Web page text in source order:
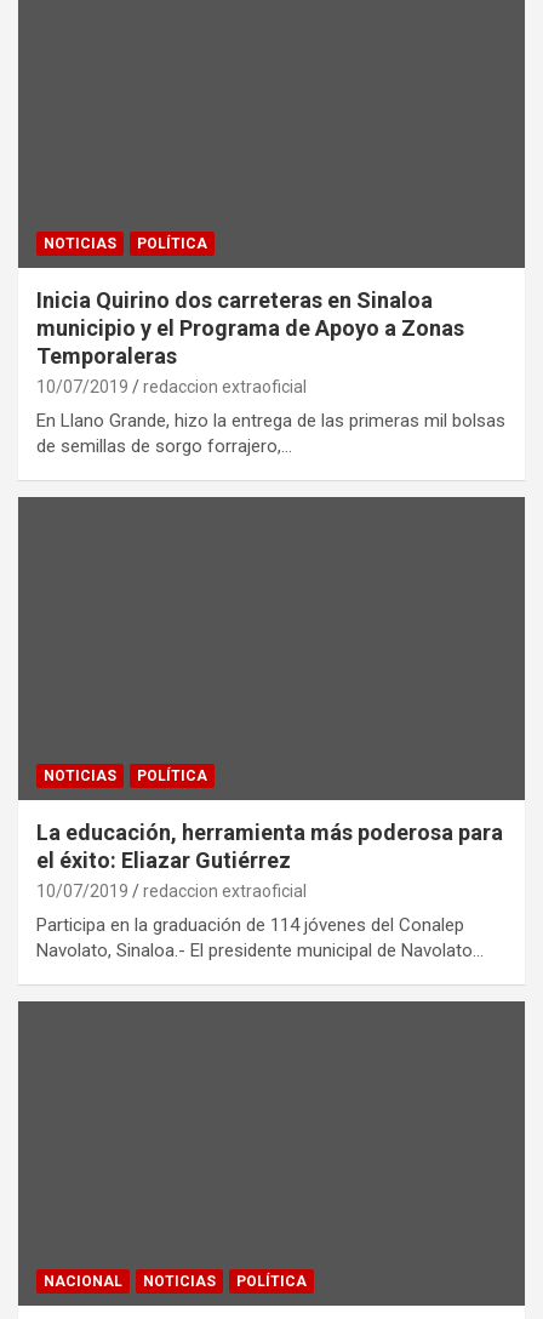
NOTICIAS POLÍTICA
Inicia Quirino dos carreteras en Sinaloa
municipio y el Programa de Apoyo a Zonas
Temporaleras
10/07/2019 redaccion extraoficial
En Llano Grande, hizo la entrega de las primeras mil bolsas
de semillas de sorgo forrajero,…
NOTICIAS POLÍTICA
La educación, herramienta más poderosa para
el éxito: Eliazar Gutiérrez
10/07/2019 redaccion extraoficial
Participa en la graduación de 114 jóvenes del Conalep
Navolato, Sinaloa.- El presidente municipal de Navolato…
NACIONAL NOTICIAS POLÍTICA